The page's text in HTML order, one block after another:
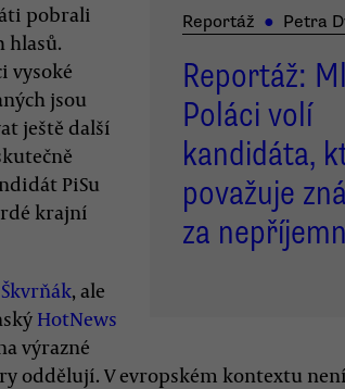
Reportáž ● Petra
Reportáž:
Poláci volí
kandidáta,
považuje
za
pobrali
hlasů.
vysoké
jsou
ještě další
PiSu
krajní
Škvrňák, ale
HotNews
výrazné
oddělují. V evropském kontextu